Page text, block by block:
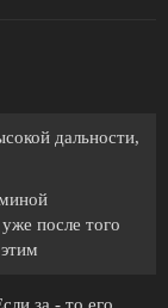
дальности,
после того
за - то его